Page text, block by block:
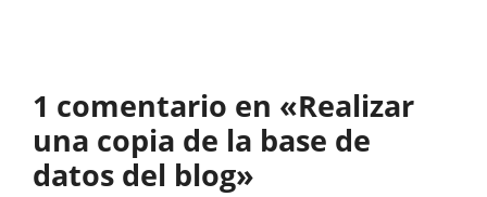
1 comentario en «Realizar
una copia de la base de
datos del blog»